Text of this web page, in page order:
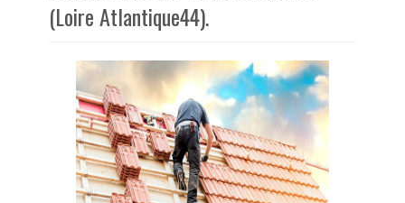
(Loire Atlantique44).